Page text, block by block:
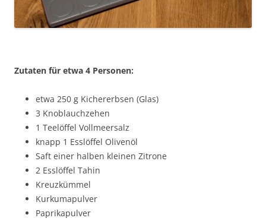
Zutaten für etwa 4 Personen:
etwa 250 g Kichererbsen (Glas)
3 Knoblauchzehen
1 Teelöffel Vollmeersalz
knapp 1 Esslöffel Olivenöl
Saft einer halben kleinen Zitrone
2 Esslöffel Tahin
Kreuzkümmel
Kurkumapulver
Paprikapulver